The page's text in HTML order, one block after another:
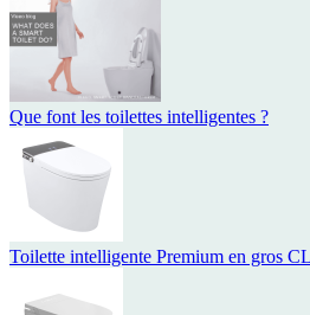
Que font les toilettes intelligentes ?
Toilette intelligente Premium en gros